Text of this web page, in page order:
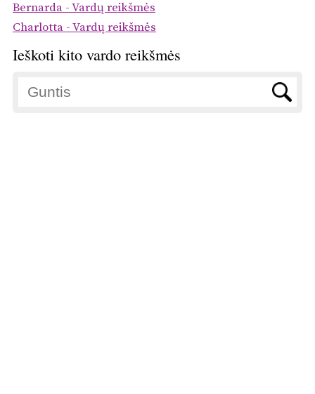
Bernarda - Vardų reikšmės
Charlotta - Vardų reikšmės
Ieškoti kito vardo reikšmės